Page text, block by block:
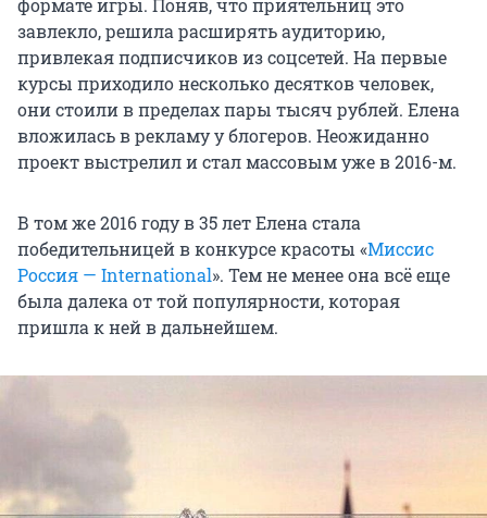
формате игры. Поняв, что приятельниц это
завлекло, решила расширять аудиторию,
привлекая подписчиков из соцсетей. На первые
курсы приходило несколько десятков человек,
они стоили в пределах пары тысяч рублей. Елена
вложилась в рекламу у блогеров. Неожиданно
проект выстрелил и стал массовым уже в 2016-м.
В том же 2016 году в 35 лет Елена стала
победительницей в конкурсе красоты «Миссис
Россия — International». Тем не менее она всё еще
была далека от той популярности, которая
пришла к ней в дальнейшем.